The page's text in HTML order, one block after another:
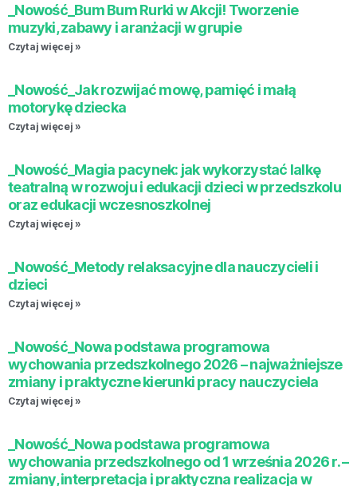
_Nowość_Bum Bum Rurki w Akcji! Tworzenie
muzyki, zabawy i aranżacji w grupie
Czytaj więcej »
_Nowość_Jak rozwijać mowę, pamięć i małą
motorykę dziecka
Czytaj więcej »
_Nowość_Magia pacynek: jak wykorzystać lalkę
teatralną w rozwoju i edukacji dzieci w przedszkolu
oraz edukacji wczesnoszkolnej
Czytaj więcej »
_Nowość_Metody relaksacyjne dla nauczycieli i
dzieci
Czytaj więcej »
_Nowość_Nowa podstawa programowa
wychowania przedszkolnego 2026 – najważniejsze
zmiany i praktyczne kierunki pracy nauczyciela
Czytaj więcej »
_Nowość_Nowa podstawa programowa
wychowania przedszkolnego od 1 września 2026 r. –
zmiany, interpretacja i praktyczna realizacja w